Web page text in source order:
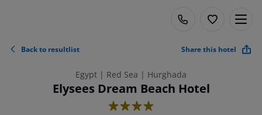
Back to resultlist Share this hotel
Egypt | Red Sea | Hurghada
Elysees Dream Beach Hotel
4